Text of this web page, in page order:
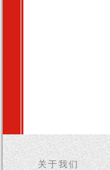
关于我们